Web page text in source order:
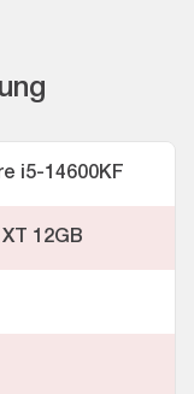
i5-14600KF
XT 12GB